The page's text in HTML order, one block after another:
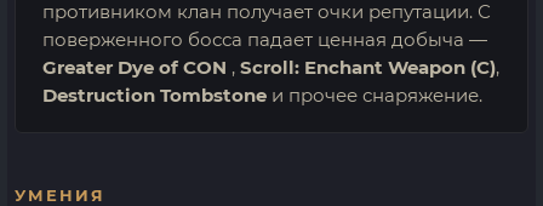
противником клан получает очки репутации. С
поверженного босса падает ценная добыча —
Greater Dye of CON , Scroll: Enchant Weapon (C),
Destruction Tombstone и прочее снаряжение.
УМЕНИЯ